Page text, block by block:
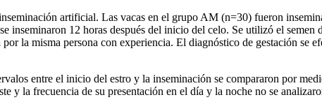
artificial. Las vacas en el grupo AM (n=30) fueron
inseminaron 12 horas después del inicio del celo. Se utilizó el
la misma persona con experiencia. El diagnóstico de gestación se
entre el inicio del estro y la inseminación se compararon por
la frecuencia de su presentación en el día y la noche no se